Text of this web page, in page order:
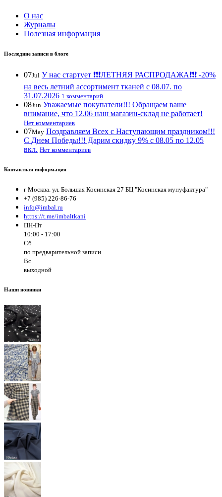
О нас
Журналы
Полезная информация
Последние записи в блоге
07Jul У нас стартует ❗️❗️❗️ЛЕТНЯЯ РАСПРОДАЖА❗️❗️❗️ -20%
на весь летний ассортимент тканей с 08.07. по
31.07.2026 1 комментарий
08Jun Уважаемые покупатели!!! Обращаем ваше
внимание, что 12.06 наш магазин-склад не работает!
Нет комментариев
07May Поздравляем Всех с Наступающим праздником!!!
С Днем Победы!!! Дарим скидку 9% с 08.05 по 12.05
вкл. Нет комментариев
Контактная информация
г Москва. ул. Большая Косинская 27 БЦ "Косинская мунуфактура"
+7 (985) 226-86-76
info@imbal.ru
https://t.me/imbaltkani
ПН-Пт
10:00 - 17:00
Сб
по предварительной записи
Вс
выходной
Наши новинки